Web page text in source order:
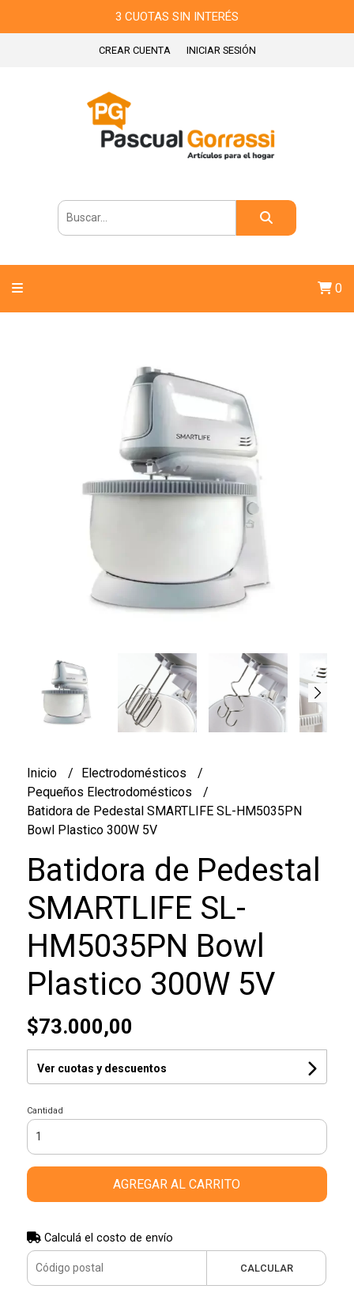
3 CUOTAS SIN INTERÉS
CREAR CUENTA INICIAR SESIÓN
0
Inicio
Electrodomésticos
Pequeños Electrodomésticos
Batidora de Pedestal SMARTLIFE SL-HM5035PN
Bowl Plastico 300W 5V
Batidora de Pedestal
SMARTLIFE SL-
HM5035PN Bowl
Plastico 300W 5V
$73.000,00
Ver cuotas y descuentos
Cantidad
AGREGAR AL CARRITO
Calculá el costo de envío
CALCULAR